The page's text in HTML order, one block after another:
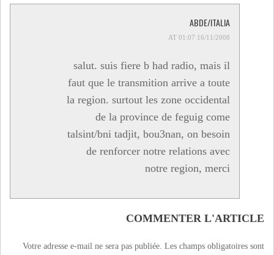
ABDE/ITALIA
16/11/2008 AT 01:07
salut. suis fiere b had radio, mais il
faut que le transmition arrive a toute
la region. surtout les zone occidental
de la province de feguig come
talsint/bni tadjit, bou3nan, on besoin
de renforcer notre relations avec
notre region, merci
COMMENTER L'ARTICLE
Votre adresse e-mail ne sera pas publiée. Les champs obligatoires sont